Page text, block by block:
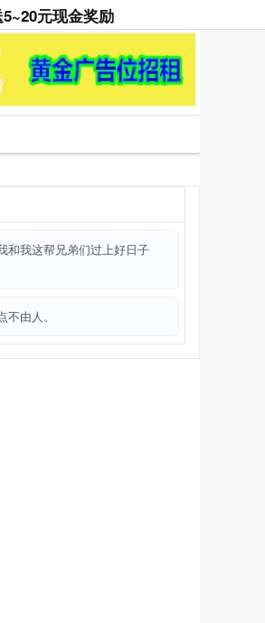
元现金奖励
和我这帮兄弟们过上好日子
由人。